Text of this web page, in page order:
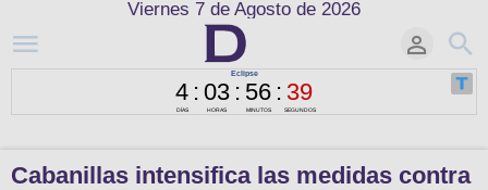
Viernes 7 de Agosto de 2026
Cabanillas intensifica las medidas contra